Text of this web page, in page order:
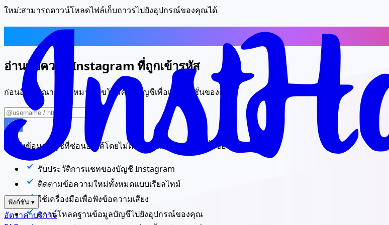
ฟังก์ชัน ▾
อัตราค่าบริการ
ใหม่:สามารถดาวน์โหลดไฟล์เก็บถาวรไปยังอุปกรณ์ของคุณได้
สอดแนมข้อความ Instagram
อ่านข้อความ Instagram ที่ถูกเข้ารหัส
ก่อนอื่น กรุณากรอกหมายเลขโทรศัพท์บัญชีเพื่อเริ่มเซสชั่นของคุณ
เริ่ม
เข้าถึงข้อมูลบัญชีที่ซ่อนอยู่ได้โดยไม่ต้องดาวน์โหลดและติดตั้งซอฟต์แวร์เพิ่มเติม
รับประวัติการแชทของบัญชี Instagram
ติดตามข้อความใหม่ทั้งหมดแบบเรียลไทม์
ใช้เครื่องมือเพื่อฟังข้อความเสียง
ดาวน์โหลดฐานข้อมูลบัญชีไปยังอุปกรณ์ของคุณ